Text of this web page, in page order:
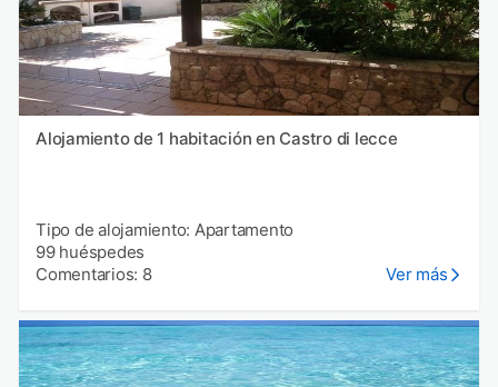
Alojamiento de 1 habitación en Castro di lecce
Tipo de alojamiento: Apartamento
99 huéspedes
Comentarios: 8
Ver más